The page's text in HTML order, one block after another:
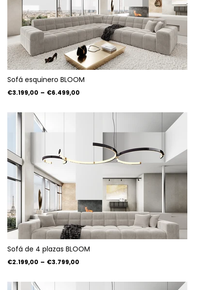
Sofá esquinero BLOOM
€3.199,00 – €6.499,00
Sofá de 4 plazas BLOOM
€2.199,00 – €3.799,00